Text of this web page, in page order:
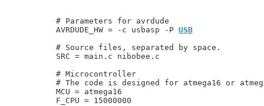
# Parameters for avrdude
AVRDUDE_HW = -c usbasp -P USB
# Source files, separated by space.
SRC = main.c nibobee.c
# Microcontroller
# The code is designed for atmega16 or
MCU = atmega16
F_CPU = 15000000